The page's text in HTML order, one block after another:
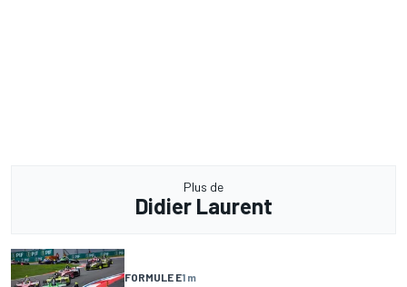
Plus de
Didier Laurent
FORMULE E1 m